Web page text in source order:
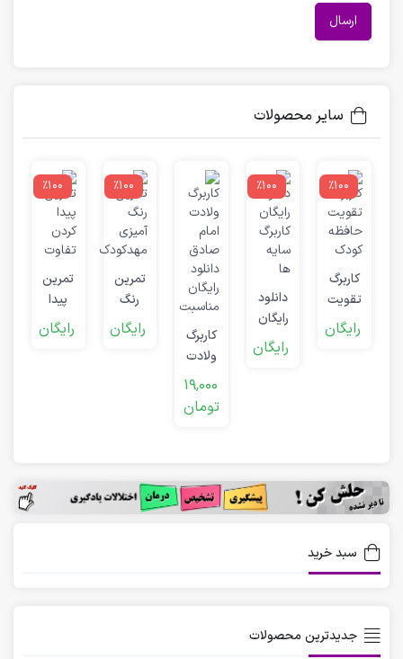
سایر محصولات
٪100
کاربرگ
تقویت
حافظه
کودک
رایگان
٪100
دانلود
رایگان
کاربرگ
سایه
رایگان
کاربرگ
ولادت
امام
صادق
19,000
تومان
٪100
تمرین
رنگ
آمیزی
مهدکودک
رایگان
٪100
تمرین
پیدا
کردن
تفاوت
رایگان
سبد خرید
جدیدترین محصولات